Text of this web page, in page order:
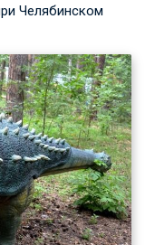
Челябинском